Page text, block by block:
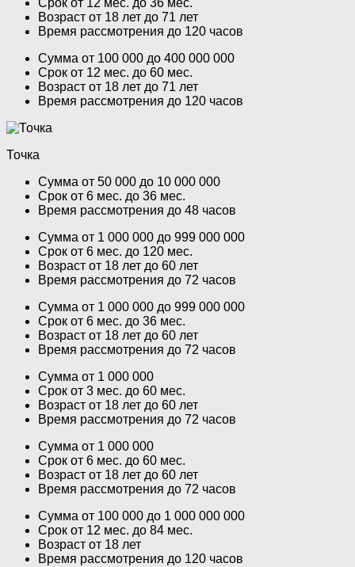
Срок от 12 мес. до 36 мес.
Возраст от 18 лет до 71 лет
Время рассмотрения до 120 часов
Сумма от 100 000 до 400 000 000
Срок от 12 мес. до 60 мес.
Возраст от 18 лет до 71 лет
Время рассмотрения до 120 часов
Точка
Сумма от 50 000 до 10 000 000
Срок от 6 мес. до 36 мес.
Время рассмотрения до 48 часов
Сумма от 1 000 000 до 999 000 000
Срок от 6 мес. до 120 мес.
Возраст от 18 лет до 60 лет
Время рассмотрения до 72 часов
Сумма от 1 000 000 до 999 000 000
Срок от 6 мес. до 36 мес.
Возраст от 18 лет до 60 лет
Время рассмотрения до 72 часов
Сумма от 1 000 000
Срок от 3 мес. до 60 мес.
Возраст от 18 лет до 60 лет
Время рассмотрения до 72 часов
Сумма от 1 000 000
Срок от 6 мес. до 60 мес.
Возраст от 18 лет до 60 лет
Время рассмотрения до 72 часов
Сумма от 100 000 до 1 000 000 000
Срок от 12 мес. до 84 мес.
Возраст от 18 лет
Время рассмотрения до 120 часов